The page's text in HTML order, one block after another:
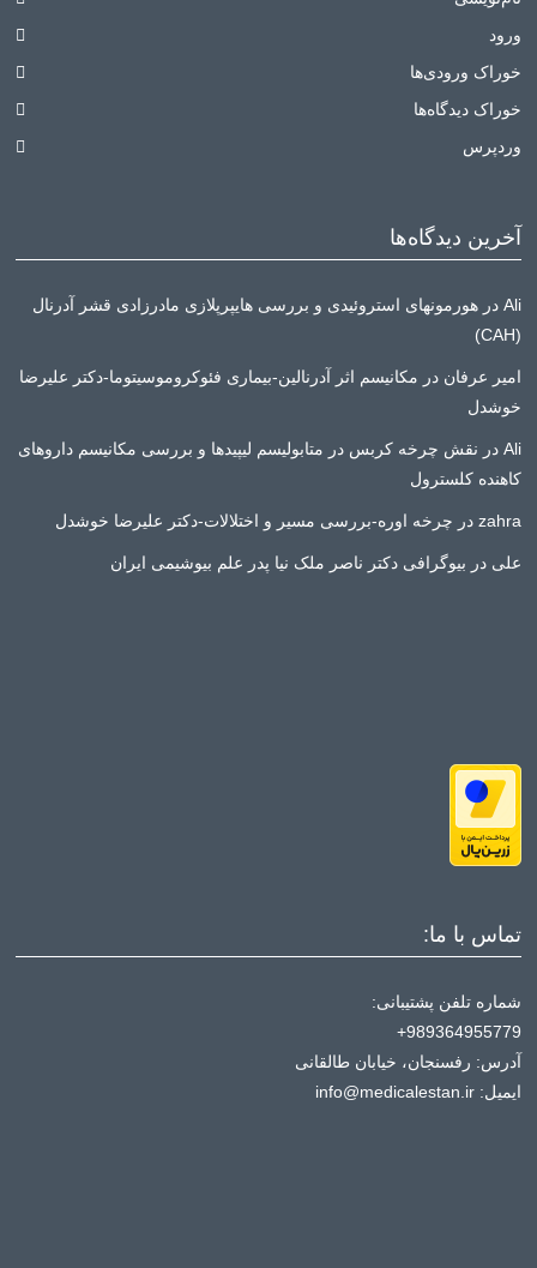
ورود
خوراک ورودی‌ها
خوراک دیدگاه‌ها
وردپرس
آخرین دیدگاه‌ها
Ali در هورمونهای استروئیدی و بررسی هایپرپلازی مادرزادی قشر آدرنال
(CAH)
امیر عرفان در مکانیسم اثر آدرنالین-بیماری فئوکروموسیتوما-دکتر علیرضا
خوشدل
Ali در نقش چرخه کربس در متابولیسم لیپیدها و بررسی مکانیسم داروهای
کاهنده کلسترول
zahra در چرخه اوره-بررسی مسیر و اختلالات-دکتر علیرضا خوشدل
علی در بیوگرافی دکتر ناصر ملک نیا پدر علم بیوشیمی ایران
تماس با ما:
شماره تلفن پشتیبانی:
989364955779+
آدرس: رفسنجان، خیابان طالقانی
ایمیل: info@medicalestan.ir